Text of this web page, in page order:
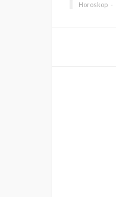
Horoskop